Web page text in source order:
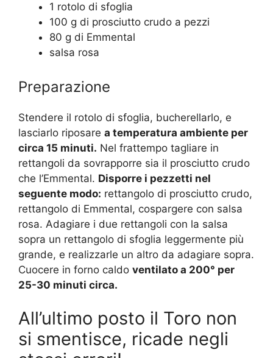
1 rotolo di sfoglia
100 g di prosciutto crudo a pezzi
80 g di Emmental
salsa rosa
Preparazione
Stendere il rotolo di sfoglia, bucherellarlo, e
lasciarlo riposare a temperatura ambiente per
circa 15 minuti. Nel frattempo tagliare in
rettangoli da sovrapporre sia il prosciutto crudo
che l’Emmental. Disporre i pezzetti nel
seguente modo: rettangolo di prosciutto crudo,
rettangolo di Emmental, cospargere con salsa
rosa. Adagiare i due rettangoli con la salsa
sopra un rettangolo di sfoglia leggermente più
grande, e realizzarle un altro da adagiare sopra.
Cuocere in forno caldo ventilato a 200° per
25-30 minuti circa.
All’ultimo posto il Toro non
si smentisce, ricade negli